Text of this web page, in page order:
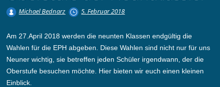
Michael Bednarz 5. Februar 2018
Am 27.April 2018 werden die neunten Klassen endgültig die
Wahlen für die EPH abgeben. Diese Wahlen sind nicht nur für uns
Neuner wichtig, sie betreffen jeden Schüler irgendwann, der die
Oberstufe besuchen möchte. Hier bieten wir euch einen kleinen
Einblick.